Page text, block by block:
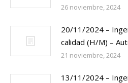
26 noviembre, 2024
20/11/2024 –
calidad (H/M) –
21 noviembre, 2024
13/11/2024 –